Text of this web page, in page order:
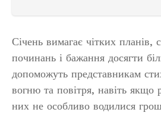
Січень вимагає чітких планів,
починань і бажання досягти
допоможуть представникам
вогню та повітря, навіть якщо
них не особливо водилися